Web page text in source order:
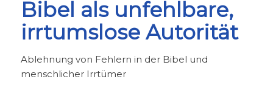
Bibel als unfehlbare,
irrtumslose Autorität
Ablehnung von Fehlern in der Bibel und
menschlicher Irrtümer